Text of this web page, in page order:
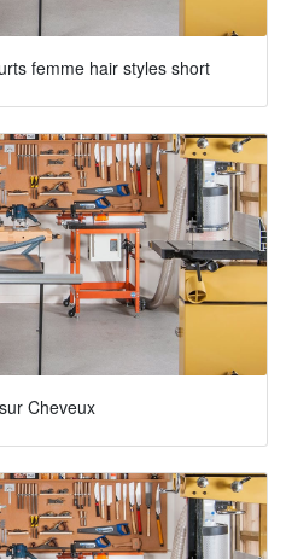
femme hair styles short
Cheveux